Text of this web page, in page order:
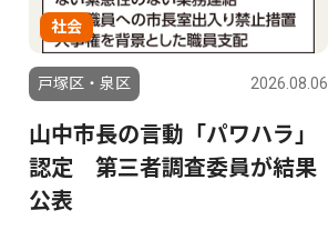
社会
戸塚区・泉区 2026.08.06
山中市長の言動「パワハラ」
認定 第三者調査委員が結果
公表